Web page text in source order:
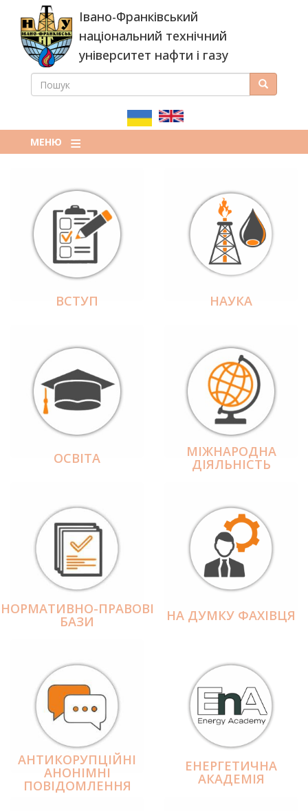
основного
вмісту
Івано-Франківський
національний технічний
університет нафти і газу
ПОШУКОВА
ПОШУК Пошук
МЕНЮ
ВСТУП НАУКА
ОСВІТА МІЖНАРОДНА
ДІЯЛЬНІCТЬ
НОРМАТИВНО-ПРАВОВІ
БАЗИ НА ДУМКУ ФАХІВЦЯ
АНТИКОРУПЦІЙНІ
АНОНІМНІ
ПОВІДОМЛЕННЯ
ЕНЕРГЕТИЧНА
АКАДЕМІЯ